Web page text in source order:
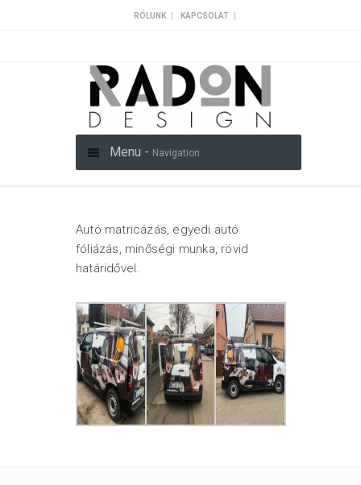
RÓLUNK | KAPCSOLAT |
Menu - Navigation
Autó matricázás, egyedi autó
fóliázás, minőségi munka, rövid
határidővel.